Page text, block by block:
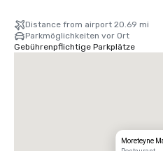
Distance from airport 20.69 mi
Parkmöglichkeiten vor Ort
Gebührenpflichtige Parkplätze
Moreteyne